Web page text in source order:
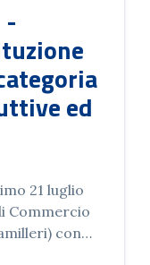
-
ed
21 luglio
Commercio
con